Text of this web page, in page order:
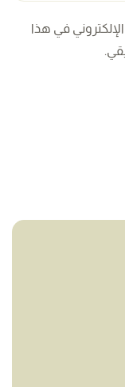
في هذا